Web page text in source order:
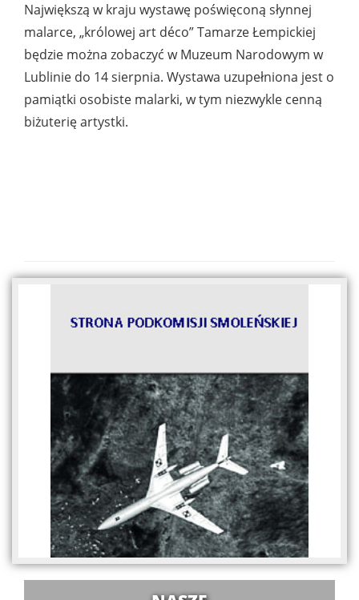
Największą w kraju wystawę poświęconą słynnej
malarce, „królowej art déco” Tamarze Łempickiej
będzie można zobaczyć w Muzeum Narodowym w
Lublinie do 14 sierpnia. Wystawa uzupełniona jest o
pamiątki osobiste malarki, w tym niezwykle cenną
biżuterię artystki.